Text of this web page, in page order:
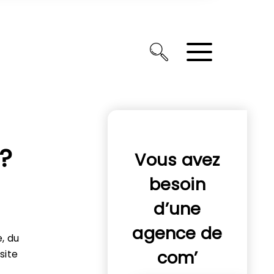
du
Vous avez
besoin
d’une
agence de
com’